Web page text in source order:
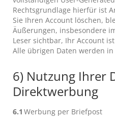
Rechtsgrundlage hierfür ist
Sie Ihren Account löschen,
Äußerungen, insbesondere
Leser sichtbar, Ihr Account
Alle übrigen Daten werden in
6) Nutzung Ihrer
Direktwerbung
6.1 Werbung per Briefpost